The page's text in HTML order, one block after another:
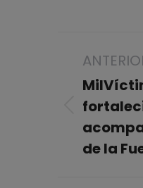
entre
anterior:
de la